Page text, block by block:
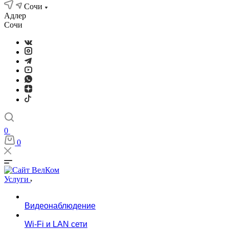
Сочи
Адлер
Сочи
0
0
Услуги
Видеонаблюдение
Wi-Fi и LAN сети